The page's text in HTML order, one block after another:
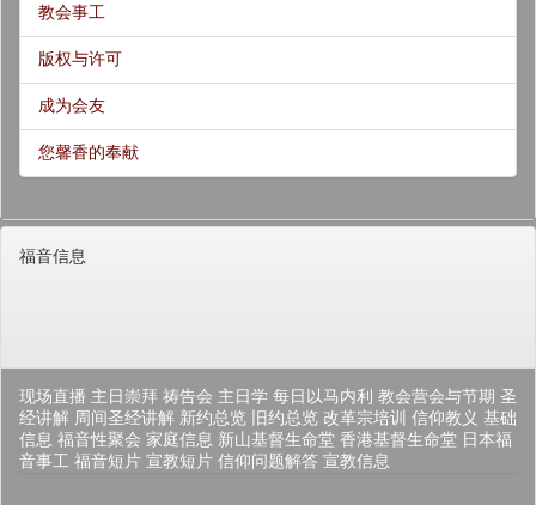
教会事工
版权与许可
成为会友
您馨香的奉献
福音信息
现场直播 主日崇拜 祷告会 主日学 每日以马内利 教会营会与节期 圣
经讲解 周间圣经讲解 新约总览 旧约总览 改革宗培训 信仰教义 基础
信息 福音性聚会 家庭信息 新山基督生命堂 香港基督生命堂 日本福
音事工 福音短片 宣教短片 信仰问题解答 宣教信息